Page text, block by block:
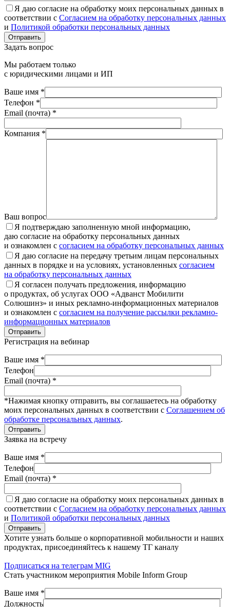
Я даю согласие на обработку моих персональных данных в
соответствии с Согласием на обработку персональных данных
и Политикой обработки персональных данных
Отправить
Задать вопрос
Мы работаем только
с юридическими лицами и ИП
Ваше имя *
Телефон *
Email (почта) *
Компания *
Ваш вопрос
Я подтверждаю заполненную мной информацию,
даю согласие на обработку персональных данных
и ознакомлен с согласием на обработку персональных данных
Я даю согласие на передачу третьим лицам персональных
данных в порядке и на условиях, установленных согласием
на обработку персональных данных
Я согласен получать предложения, информацию
о продуктах, об услугах ООО «Адванст Мобилити
Солюшинз» и иных рекламно-информационных материалов
и ознакомлен с согласием на получение рассылки рекламно-
информационных материалов
Отправить
Регистрация на вебинар
Ваше имя *
Телефон
Email (почта) *
*Нажимая кнопку отправить, вы соглашаетесь на обработку
моих персональных данных в соответствии с Соглашением об
обработке персональных данных.
Отправить
Заявка на встречу
Ваше имя *
Телефон
Email (почта) *
Я даю согласие на обработку моих персональных данных в
соответствии с Согласием на обработку персональных данных
и Политикой обработки персональных данных
Отправить
Хотите узнать больше о корпоративной мобильности и наших
продуктах, присоединяйтесь к нашему ТГ каналу
Подписаться на телеграм MIG
Стать участником мероприятия Mobile Inform Group
Ваше имя *
Должность